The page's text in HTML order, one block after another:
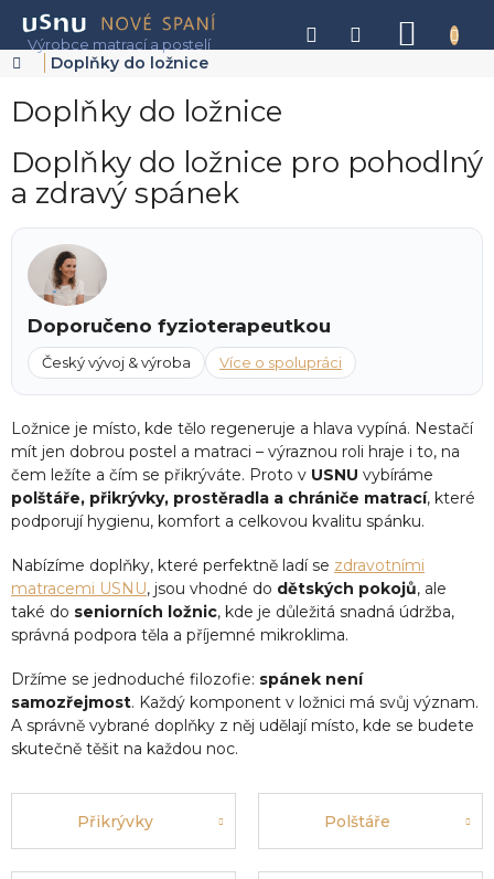
obsah
Domů
Doplňky do ložnice
Doplňky do ložnice
Doplňky do ložnice pro pohodlný
a zdravý spánek
Doporučeno fyzioterapeutkou
Český vývoj & výroba Více o spolupráci
Ložnice je místo, kde tělo regeneruje a hlava vypíná. Nestačí
mít jen dobrou postel a matraci – výraznou roli hraje i to, na
čem ležíte a čím se přikrýváte. Proto v USNU vybíráme
polštáře, přikrývky, prostěradla a chrániče matrací, které
podporují hygienu, komfort a celkovou kvalitu spánku.
Nabízíme doplňky, které perfektně ladí se zdravotními
matracemi USNU, jsou vhodné do dětských pokojů, ale
také do seniorních ložnic, kde je důležitá snadná údržba,
správná podpora těla a příjemné mikroklima.
Držíme se jednoduché filozofie: spánek není
samozřejmost. Každý komponent v ložnici má svůj význam.
A správně vybrané doplňky z něj udělají místo, kde se budete
skutečně těšit na každou noc.
Přikrývky Polštáře